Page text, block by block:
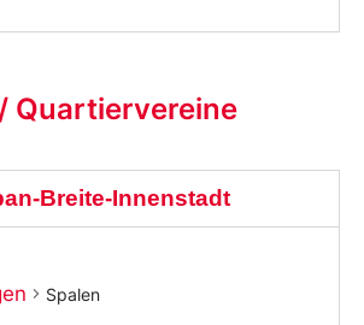
Quartiervereine
Breite-Innenstadt
Spalen